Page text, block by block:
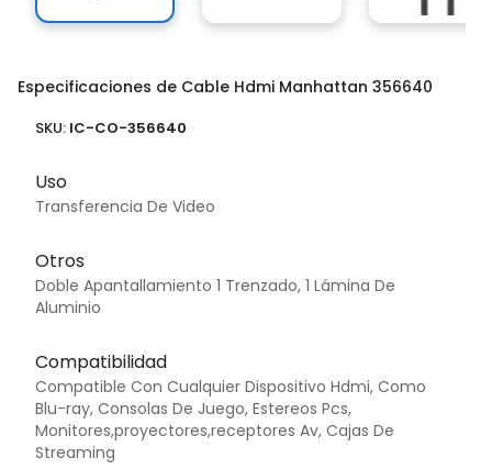
Especificaciones de Cable Hdmi Manhattan 356640
SKU: IC-CO-356640
Uso
Transferencia De Video
Otros
Doble Apantallamiento 1 Trenzado, 1 Lámina De
Aluminio
Compatibilidad
Compatible Con Cualquier Dispositivo Hdmi, Como
Blu-ray, Consolas De Juego, Estereos Pcs,
Monitores,proyectores,receptores Av, Cajas De
Streaming